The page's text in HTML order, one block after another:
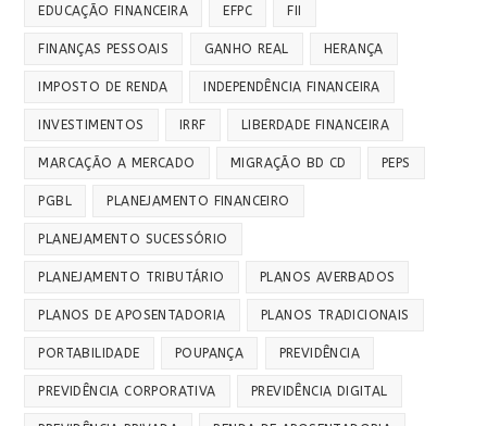
EDUCAÇÃO FINANCEIRA EFPC FII
FINANÇAS PESSOAIS GANHO REAL HERANÇA
IMPOSTO DE RENDA INDEPENDÊNCIA FINANCEIRA
INVESTIMENTOS IRRF LIBERDADE FINANCEIRA
MARCAÇÃO A MERCADO MIGRAÇÃO BD CD PEPS
PGBL PLANEJAMENTO FINANCEIRO
PLANEJAMENTO SUCESSÓRIO
PLANEJAMENTO TRIBUTÁRIO PLANOS AVERBADOS
PLANOS DE APOSENTADORIA PLANOS TRADICIONAIS
PORTABILIDADE POUPANÇA PREVIDÊNCIA
PREVIDÊNCIA CORPORATIVA PREVIDÊNCIA DIGITAL